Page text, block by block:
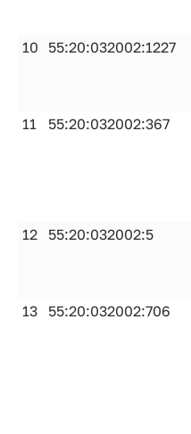
10
55:20:032002:1227
11
55:20:032002:367
12
55:20:032002:5
13
55:20:032002:706